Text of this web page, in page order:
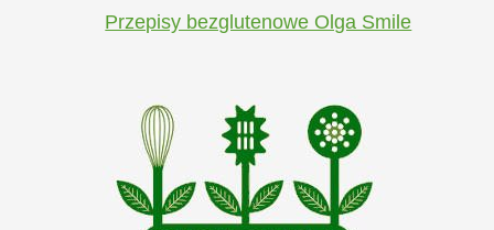
Przepisy bezglutenowe Olga Smile